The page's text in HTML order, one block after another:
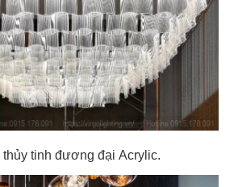
tinh đương đại Acrylic.